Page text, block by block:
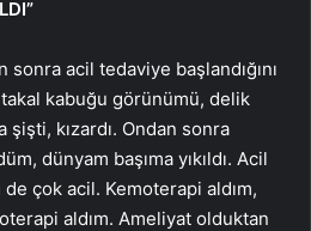
sonra acil tedaviye başlandığını
kabuğu görünümü, delik
kızardı. Ondan sonra
dünyam başıma yıkıldı. Acil
çok acil. Kemoterapi aldım,
aldım. Ameliyat olduktan